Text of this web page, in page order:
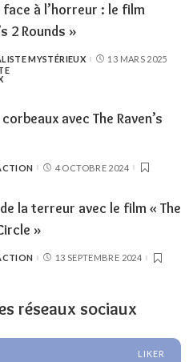
à l’horreur : le film
2 Rounds »
MYSTÉRIEUX 13 MARS 2025
avec The Raven’s
4 OCTOBRE 2024
la terreur avec le film « The
»
13 SEPTEMBRE 2024
réseaux sociaux
LIKER